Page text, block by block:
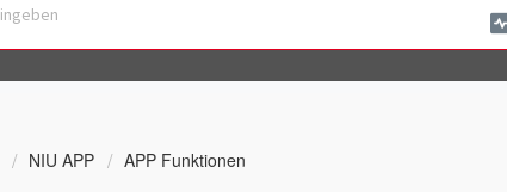
NIU APP APP Funktionen